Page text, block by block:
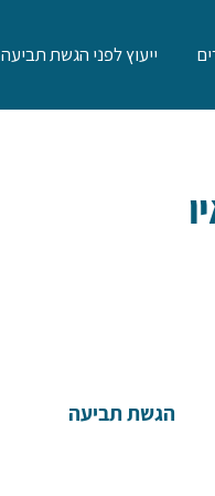
ייעוץ לפני הגשת תביעה
הגשת תביעה